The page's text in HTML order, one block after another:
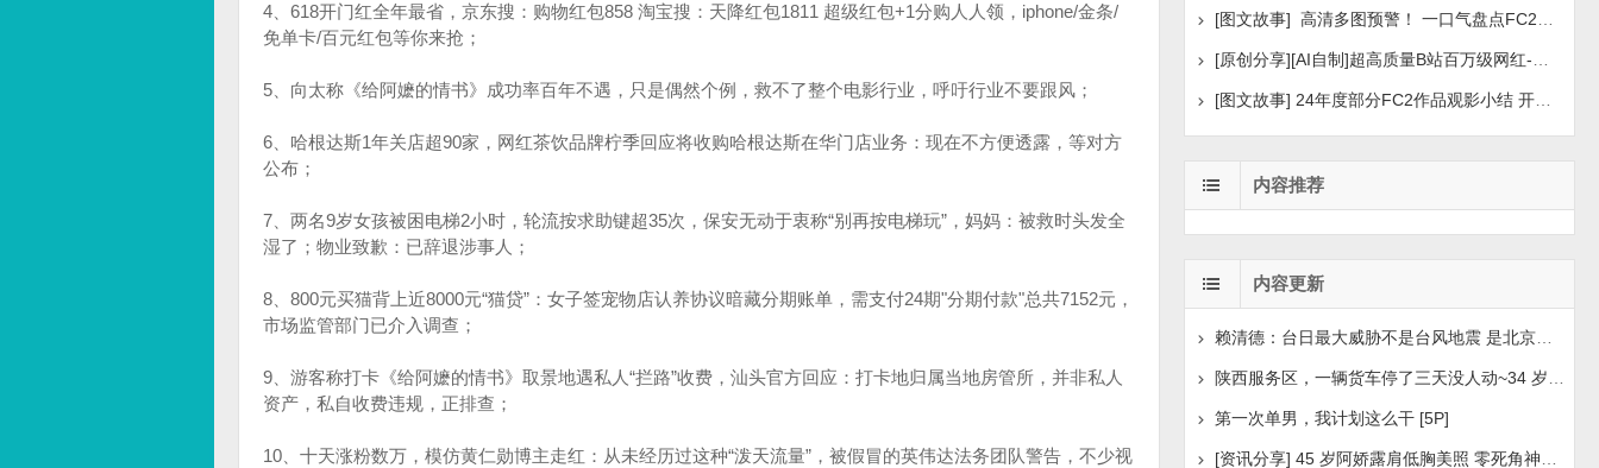
4、618开门红全年最省，京东搜：购物红包858 淘宝搜：天降红包1811 超级红包+1分购人人领，iphone/金条/
免单卡/百元红包等你来抢；
5、向太称《给阿嬷的情书》成功率百年不遇，只是偶然个例，救不了整个电影行业，呼吁行业不要跟风；
6、哈根达斯1年关店超90家，网红茶饮品牌柠季回应将收购哈根达斯在华门店业务：现在不方便透露，等对方
公布；
7、两名9岁女孩被困电梯2小时，轮流按求助键超35次，保安无动于衷称“别再按电梯玩”，妈妈：被救时头发全
湿了；物业致歉：已辞退涉事人；
8、800元买猫背上近8000元“猫贷”：女子签宠物店认养协议暗藏分期账单，需支付24期"分期付款"总共7152元，
市场监管部门已介入调查；
9、游客称打卡《给阿嬷的情书》取景地遇私人“拦路”收费，汕头官方回应：打卡地归属当地房管所，并非私人
资产，私自收费违规，正排查；
10、十天涨粉数万，模仿黄仁勋博主走红：从未经历过这种“泼天流量”，被假冒的英伟达法务团队警告，不少视
[图文故事] 24年度部分FC2作品观影小结 开年王炸后续
内容推荐
内容更新
赖清德：台日最大威胁不是台风地震 是北京侵扰胁迫
第一次单男，我计划这么干 [5P]